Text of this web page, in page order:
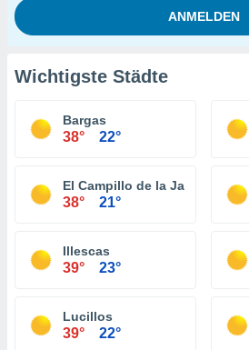
Wichtigste Städte
Bargas
38° 22°
El Campillo de la Jara
38° 21°
Illescas
39° 23°
Lucillos
39° 22°